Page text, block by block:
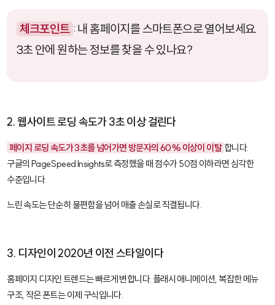
체크포인트 : 내 홈페이지를 스마트폰으로 열어보세요.
3초 안에 원하는 정보를 찾을 수 있나요?
2. 웹사이트 로딩 속도가 3초 이상 걸린다
페이지 로딩 속도가 3초를 넘어가면 방문자의 60% 이상이 이탈 합니다.
구글의 PageSpeed Insights로 측정했을 때 점수가 50점 이하라면 심각한
수준입니다.
느린 속도는 단순히 불편함을 넘어 매출 손실로 직결됩니다.
3. 디자인이 2020년 이전 스타일이다
홈페이지 디자인 트렌드는 빠르게 변합니다. 플래시 애니메이션, 복잡한 메뉴
구조, 작은 폰트는 이제 구식입니다.